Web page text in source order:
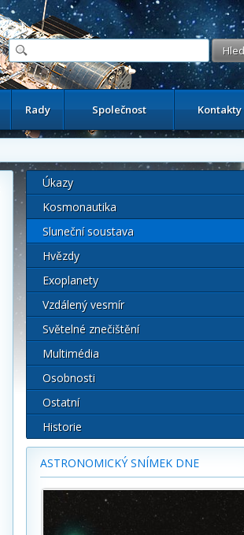
Rady Společnost Kontakty
Úkazy
Kosmonautika
Sluneční soustava
Hvězdy
Exoplanety
Vzdálený vesmír
Světelné znečištění
Multimédia
Osobnosti
Ostatní
Historie
ASTRONOMICKÝ SNÍMEK DNE